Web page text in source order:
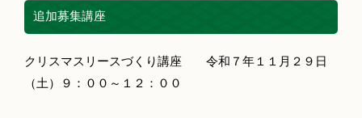
追加募集講座
クリスマスリースづくり講座 令和７年１１月２９日
（土）９：００～１２：００